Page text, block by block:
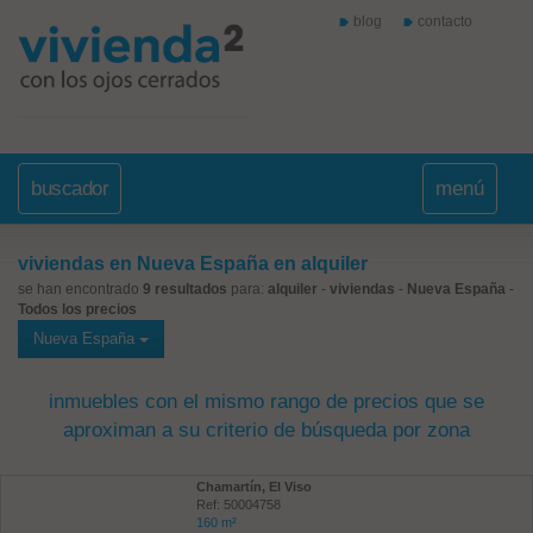
blog contacto
buscador menú
viviendas en Nueva España en alquiler
se han encontrado 9 resultados para: alquiler - viviendas - Nueva España -
Todos los precios
Nueva España
inmuebles con el mismo rango de precios que se
aproximan a su criterio de búsqueda por zona
Chamartín, El Viso
Ref: 50004758
160 m²